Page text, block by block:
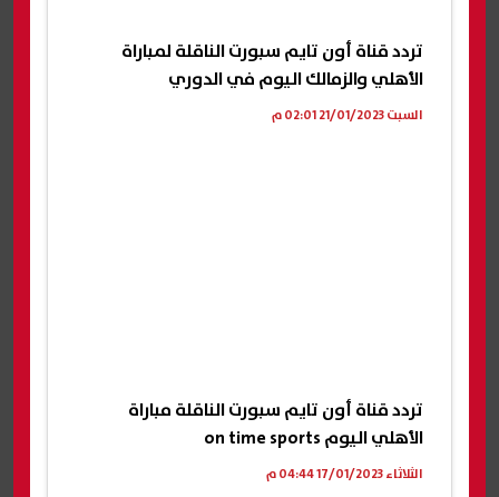
تردد قناة أون تايم سبورت الناقلة لمباراة
الأهلي والزمالك اليوم في الدوري
السبت 21/01/2023 02:01 م
تردد قناة أون تايم سبورت الناقلة مباراة
الأهلي اليوم on time sports
الثلاثاء 17/01/2023 04:44 م